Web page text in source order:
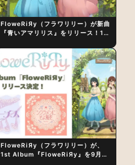
FloweRiЯy（フラワリリー）が新曲
『青いアマリリス』をリリース！1st
FloweRiЯy（フラワリリー）が、
1st Album『FloweRiЯy』を9月23